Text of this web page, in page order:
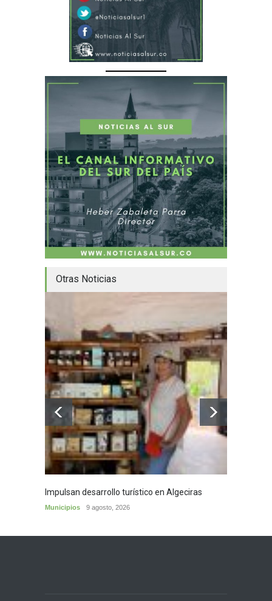
Otras Noticias
Impulsan desarrollo turístico en Algeciras
Municipios 9 agosto, 2026